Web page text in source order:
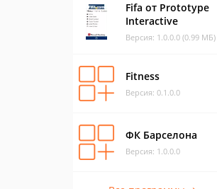
Fifa от Prototype
Interactive
Версия: 1.0.0.0 (0.99 МБ)
Fitness
Версия: 0.1.0.0
ФК Барселона
Версия: 1.0.0.0